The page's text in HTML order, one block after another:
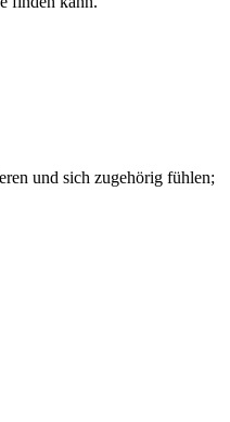
und sich zugehörig fühlen;